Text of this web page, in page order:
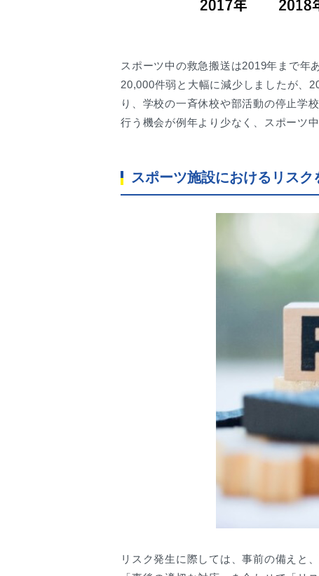
スポーツ中の救急搬送は2019年まで年
20,000件弱と大幅に減少しましたが、
り、学校の一斉休校や部活動の停止学
行う機会が例年より少なく、スポーツ
スポーツ施設におけるリス
リスク発生に際しては、事前の備えと